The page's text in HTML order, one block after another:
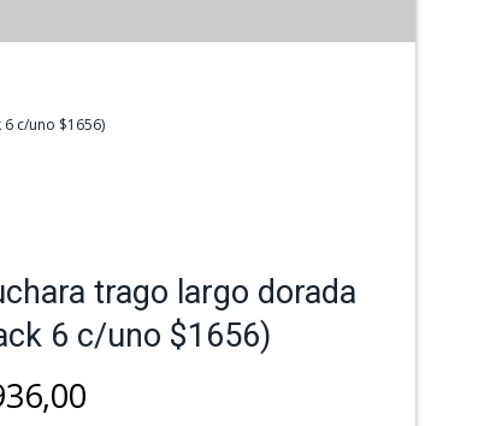
c/uno $1656)
trago largo dorada
6 c/uno $1656)